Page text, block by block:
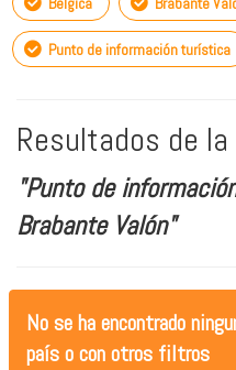
Punto de información turística
Resultados de
"Punto de
Brabante Valón"
No se ha encontrado
país o con otros filtros